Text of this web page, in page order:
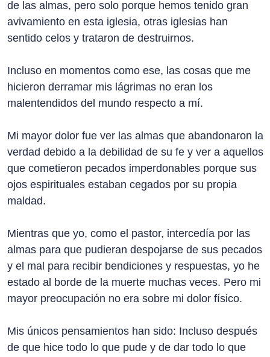
de las almas, pero solo porque hemos tenido gran
avivamiento en esta iglesia, otras iglesias han
sentido celos y trataron de destruirnos.
Incluso en momentos como ese, las cosas que me
hicieron derramar mis lágrimas no eran los
malentendidos del mundo respecto a mí.
Mi mayor dolor fue ver las almas que abandonaron la
verdad debido a la debilidad de su fe y ver a aquellos
que cometieron pecados imperdonables porque sus
ojos espirituales estaban cegados por su propia
maldad.
Mientras que yo, como el pastor, intercedía por las
almas para que pudieran despojarse de sus pecados
y el mal para recibir bendiciones y respuestas, yo he
estado al borde de la muerte muchas veces. Pero mi
mayor preocupación no era sobre mi dolor físico.
Mis únicos pensamientos han sido: Incluso después
de que hice todo lo que pude y de dar todo lo que